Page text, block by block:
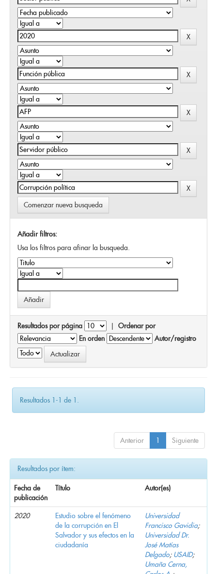
Comenzar nueva busqueda
Añadir filtros:
Usa los filtros para afinar la busqueda.
Resultados por página | Ordenar por
En orden
Autor/registro
Resultados 1-1 de 1.
Anterior 1 Siguiente
Resultados por ítem:
Fecha de
publicación
Título Autor(es)
2020
Estudio sobre el fenómeno
de la corrupción en El
Salvador y sus efectos en la
ciudadanía
Universidad
Francisco Gavidia;
Universidad Dr.
José Matías
Delgado; USAID;
Umaña Cerna,